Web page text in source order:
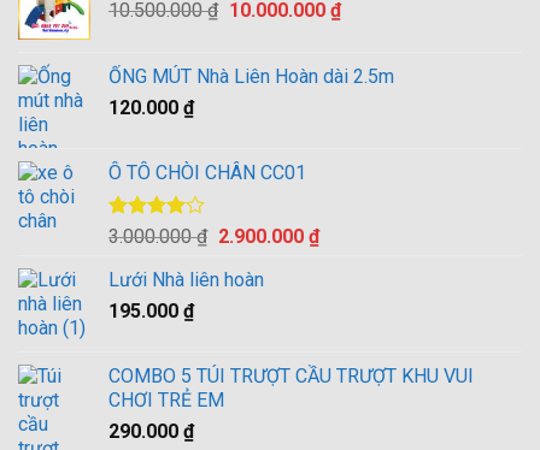
10.500.000₫ Giá
10.500.000 ₫.
10.000.000 ₫Giá
là:
ỐNG MÚT Nhà Liên Hoàn dài 2.5m
120.000 ₫
Ô TÔ CHÒI CHÂN CC01
Được
4.005
sao
3.000.000₫ Giá
là:
2.900.000 ₫Giá
Lưới Nhà liên hoàn
195.000 ₫
COMBO 5 TÚI TRƯỢT CẦU TRƯỢT KHU VUI
CHƠI TRẺ EM
290.000 ₫